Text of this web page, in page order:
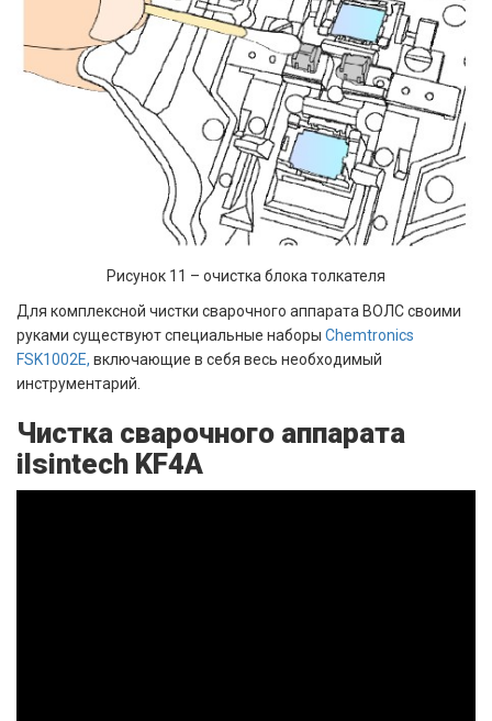
Рисунок 11 – очистка блока толкателя
Для комплексной чистки сварочного аппарата ВОЛС своими
руками существуют специальные наборы Chemtronics
FSK1002E, включающие в себя весь необходимый
инструментарий.
Чистка сварочного аппарата
ilsintech KF4A